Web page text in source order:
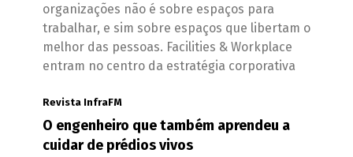
organizações não é sobre espaços para
trabalhar, e sim sobre espaços que libertam o
melhor das pessoas. Facilities & Workplace
entram no centro da estratégia corporativa
Revista InfraFM
O engenheiro que também aprendeu a
cuidar de prédios vivos